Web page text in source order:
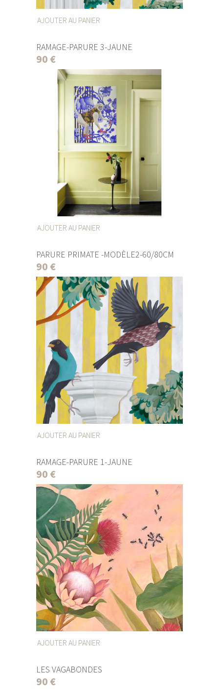
AJOUTER AU PANIER
RAMAGE-PARURE 3-JAUNE
90 €
AJOUTER AU PANIER
PARURE PRIMATE -MODÈLE2-60/80CM
90 €
AJOUTER AU PANIER
RAMAGE-PARURE 1-JAUNE
90 €
AJOUTER AU PANIER
LES VAGABONDES
90 €